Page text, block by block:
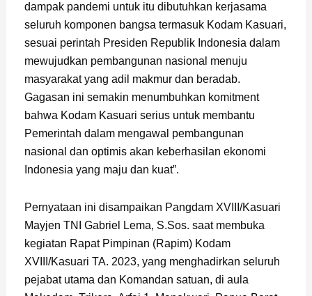
dampak pandemi untuk itu dibutuhkan kerjasama
seluruh komponen bangsa termasuk Kodam Kasuari,
sesuai perintah Presiden Republik Indonesia dalam
mewujudkan pembangunan nasional menuju
masyarakat yang adil makmur dan beradab.
Gagasan ini semakin menumbuhkan komitment
bahwa Kodam Kasuari serius untuk membantu
Pemerintah dalam mengawal pembangunan
nasional dan optimis akan keberhasilan ekonomi
Indonesia yang maju dan kuat”.
Pernyataan ini disampaikan Pangdam XVIII/Kasuari
Mayjen TNI Gabriel Lema, S.Sos. saat membuka
kegiatan Rapat Pimpinan (Rapim) Kodam
XVIII/Kasuari TA. 2023, yang menghadirkan seluruh
pejabat utama dan Komandan satuan, di aula